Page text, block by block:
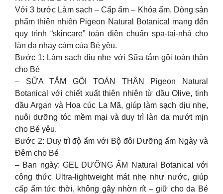
Với 3 bước Làm sạch – Cấp ẩm – Khóa ẩm, Dòng sản
phẩm thiên nhiên Pigeon Natural Botanical mang đến
quy trình “skincare” toàn diện chuẩn spa-tại-nhà cho
làn da nhạy cảm của Bé yêu.
Bước 1: Làm sạch dịu nhẹ với Sữa tắm gội toàn thân
cho Bé
– SỮA TẮM GỘI TOÀN THÂN Pigeon Natural
Botanical với chiết xuất thiên nhiên từ dầu Olive, tinh
dầu Argan và Hoa cúc La Mã, giúp làm sạch dịu nhẹ,
nuôi dưỡng tóc mềm mại và duy trì làn da mướt mịn
cho Bé yêu.
Bước 2: Duy trì độ ẩm với Bộ đôi Dưỡng ẩm Ngày và
Đêm cho Bé
– Ban ngày: GEL DƯỠNG ẨM Natural Botanical với
công thức Ultra-lightweight mát nhẹ như nước, giúp
cấp ẩm tức thời, không gây nhờn rít – giữ cho da Bé